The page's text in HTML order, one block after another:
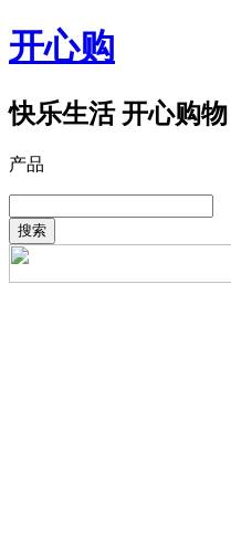
开心购
快乐生活 开心购物
产品
搜索